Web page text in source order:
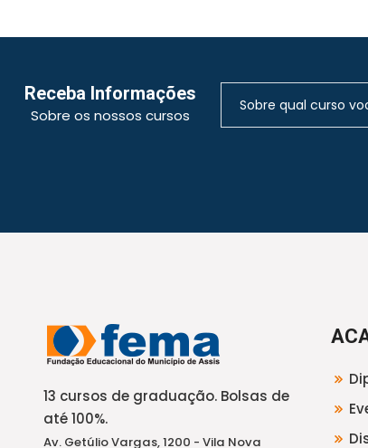
Receba Informações
Sobre os nossos cursos
13 cursos de graduação. Bolsas de
até 100%.
Av. Getúlio Vargas, 1200 - Vila Nova